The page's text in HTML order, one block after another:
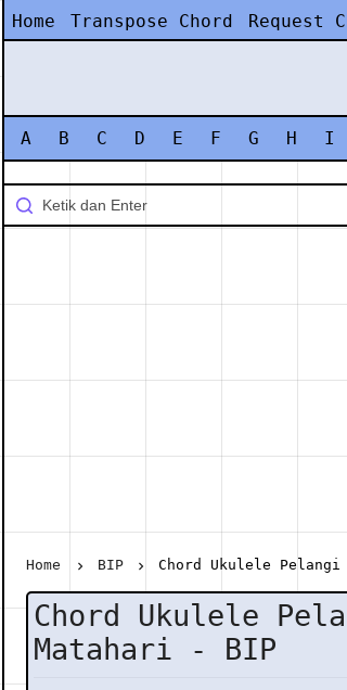
Home Transpose Chord Request
A B C D E F G H I
Home BIP Chord Ukulele
Chord Ukulele
Matahari - BIP